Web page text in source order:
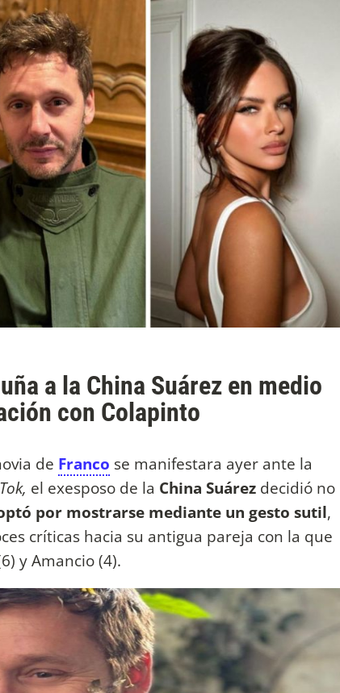
a la China Suárez en medio
con Colapinto
de Franco se manifestara ayer ante la
el exesposo de la China Suárez decidió no
por mostrarse mediante un gesto sutil,
críticas hacia su antigua pareja con la que
y Amancio (4).